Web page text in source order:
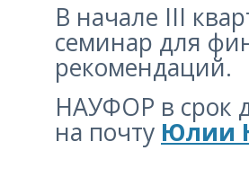
В начале III
семинар для
рекомендаций.
НАУФОР в срок
на почту Юлии